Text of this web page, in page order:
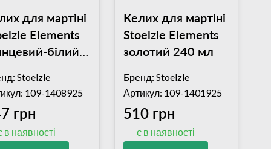
для мартіні
Elements
білий/
Stoelzle
109-1408925
грн
в наявності
Келих для мартіні
Stoelzle Elements
золотий 240 мл
Бренд: Stoelzle
Артикул: 109-1401925
510 грн
є в наявності